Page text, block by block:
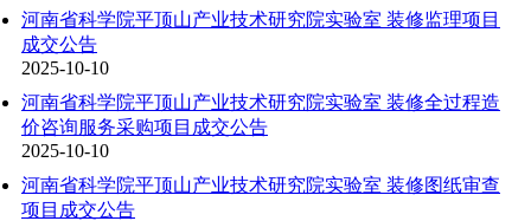
河南省科学院平顶山产业技术研究院实验室 装修监理项目
成交公告
2025-10-10
河南省科学院平顶山产业技术研究院实验室 装修全过程造
价咨询服务采购项目成交公告
2025-10-10
河南省科学院平顶山产业技术研究院实验室 装修图纸审查
项目成交公告